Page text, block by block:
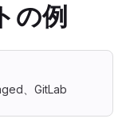
の例
、GitLab